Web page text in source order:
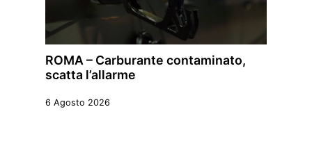
ROMA – Carburante contaminato,
scatta l’allarme
6 Agosto 2026